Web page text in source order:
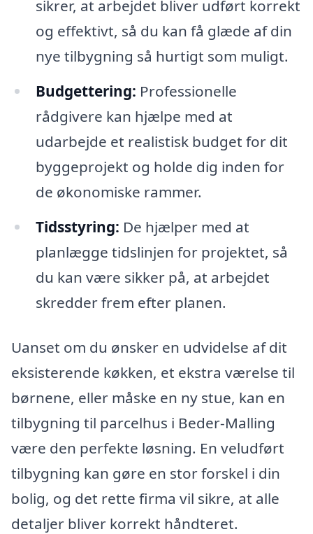
sikrer, at arbejdet bliver udført korrekt
og effektivt, så du kan få glæde af din
nye tilbygning så hurtigt som muligt.
Budgettering: Professionelle
rådgivere kan hjælpe med at
udarbejde et realistisk budget for dit
byggeprojekt og holde dig inden for
de økonomiske rammer.
Tidsstyring: De hjælper med at
planlægge tidslinjen for projektet, så
du kan være sikker på, at arbejdet
skredder frem efter planen.
Uanset om du ønsker en udvidelse af dit
eksisterende køkken, et ekstra værelse til
børnene, eller måske en ny stue, kan en
tilbygning til parcelhus i Beder-Malling
være den perfekte løsning. En veludført
tilbygning kan gøre en stor forskel i din
bolig, og det rette firma vil sikre, at alle
detaljer bliver korrekt håndteret.